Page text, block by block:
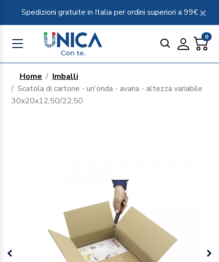
Spedizioni gratuite in Italia per ordini superiori a 99€
0
Home
Imballi
Scatola di cartone - un'onda - avana - altezza variabile
30x20x12,50/22,50